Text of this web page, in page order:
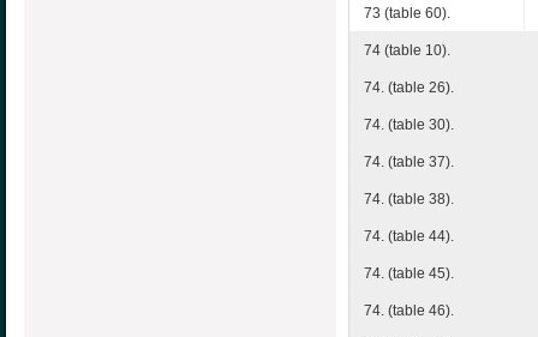
73 (table 60).
74 (table 10).
74. (table 26).
74. (table 30).
74. (table 37).
74. (table 38).
74. (table 44).
74. (table 45).
74. (table 46).